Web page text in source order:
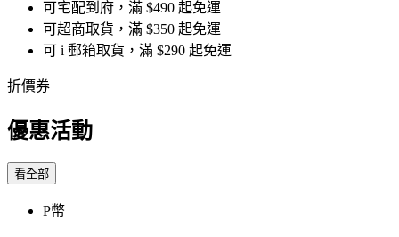
可宅配到府，滿 $490 起免運
可超商取貨，滿 $350 起免運
可 i 郵箱取貨，滿 $290 起免運
折價券
優惠活動
看全部
P幣